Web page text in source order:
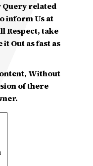
Query related
inform Us at
Respect, take
Out as fast as
Without
of there